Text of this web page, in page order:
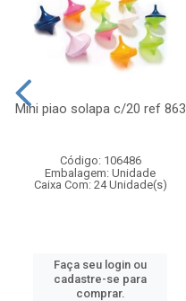
Mini piao solapa c/20 ref 863
Código: 106486
Embalagem: Unidade
Caixa Com: 24 Unidade(s)
Faça seu login ou
cadastre-se para
comprar.